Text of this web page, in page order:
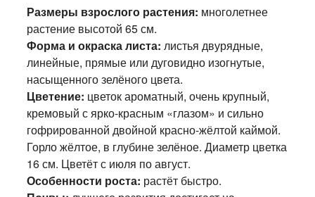
Размеры взрослого растения: многолетнее
растение высотой 65 см.
Форма и окраска листа: листья двурядные,
линейные, прямые или дуговидно изогнутые,
насыщенного зелёного цвета.
Цветение: цветок ароматный, очень крупный,
кремовый с ярко-красным «глазом» и сильно
гофрированной двойной красно-жёлтой каймой.
Горло жёлтое, в глубине зелёное. Диаметр цветка
16 см. Цветёт с июля по август.
Особенности роста: растёт быстро.